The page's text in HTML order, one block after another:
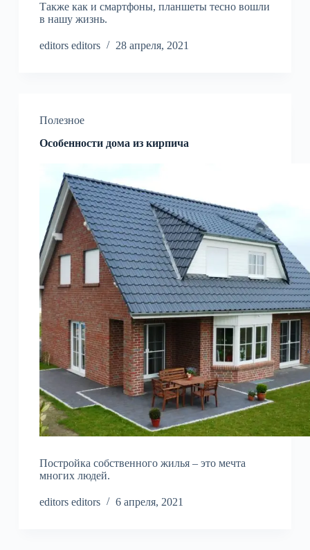
Также как и смартфоны, планшеты тесно вошли
в нашу жизнь.
editors editors 28 апреля, 2021
Полезное
Особенности дома из кирпича
Постройка собственного жилья – это мечта
многих людей.
editors editors 6 апреля, 2021